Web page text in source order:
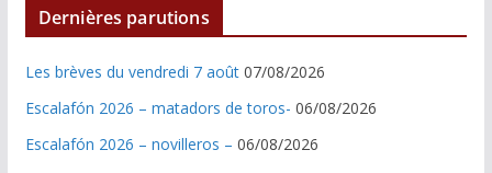
Dernières parutions
Les brèves du vendredi 7 août 07/08/2026
Escalafón 2026 – matadors de toros- 06/08/2026
Escalafón 2026 – novilleros – 06/08/2026